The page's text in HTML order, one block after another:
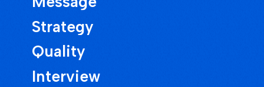
Strategy
Quality
Interview